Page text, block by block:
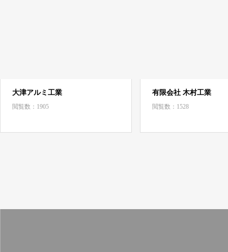
大津アルミ工業
閲覧数：1905
有限会社 木村工業
閲覧数：1528